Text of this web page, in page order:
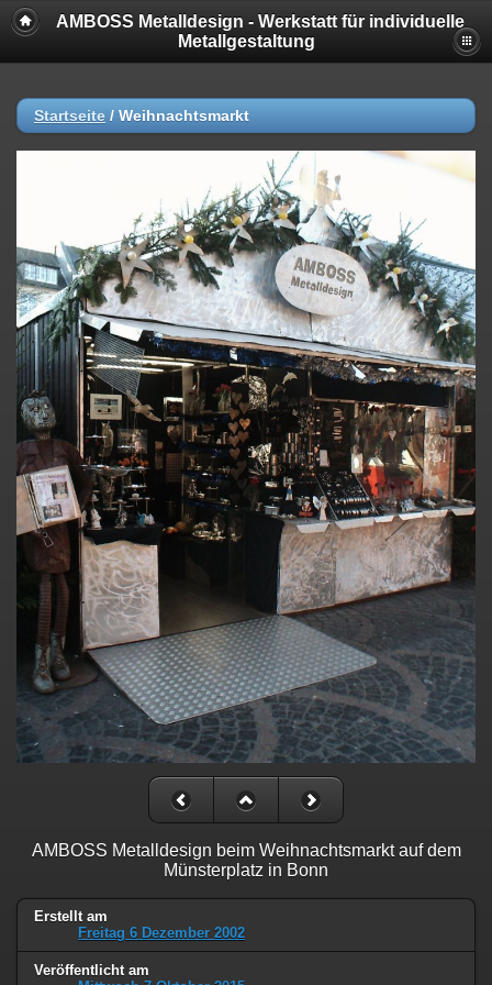
AMBOSS Metalldesign - Werkstatt für individuelle
Metallgestaltung
Startseite / Weihnachtsmarkt
AMBOSS Metalldesign beim Weihnachtsmarkt auf dem
Münsterplatz in Bonn
Erstellt am
Freitag 6 Dezember 2002
Veröffentlicht am